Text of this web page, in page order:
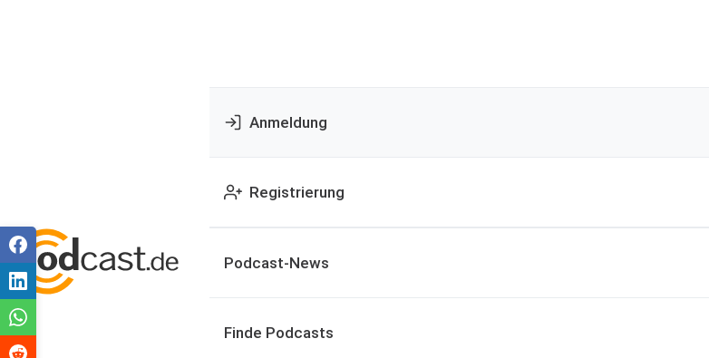
Anmeldung
Registrierung
Podcast-News
Finde Podcasts